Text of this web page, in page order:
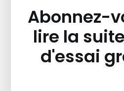
Abonnez-
lire la
d'essai